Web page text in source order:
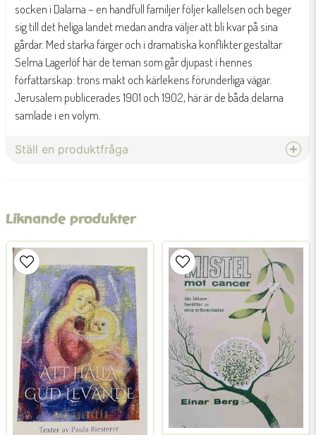
socken i Dalarna – en handfull familjer följer kallelsen och beger
sig till det heliga landet medan andra väljer att bli kvar på sina
gårdar. Med starka färger och i dramatiska konflikter gestaltar
Selma Lagerlöf här de teman som går djupast i hennes
författarskap: trons makt och kärlekens förunderliga vägar.
Jerusalem publicerades 1901 och 1902, här är de båda delarna
samlade i en volym.
Ställ en produktfråga
name
Namn
email
Mejladress
Ja, ni får publicera min fråga
Liknande produkter